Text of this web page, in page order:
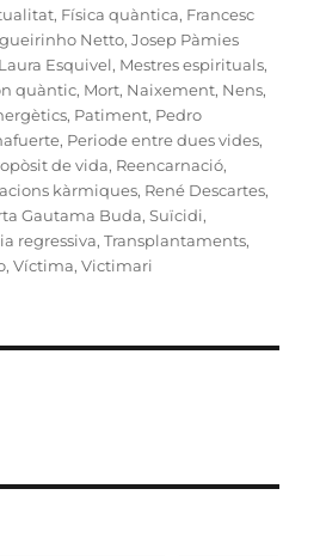
, Física quàntica, Francesc
Netto,Josep Pàmies
Laura Esquivel, Mestres espirituals,
quàntic, Mort, Naixement, Nens,
, Patiment, Pedro
, Periode entre dues vides,
de vida, Reencarnació,
kàrmiques, René Descartes,
Gautama Buda,Suïcidi,
regressiva,Transplantaments,
,Víctima,Victimari